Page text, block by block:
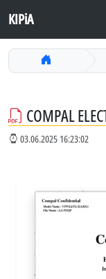
KIPiA
COMPAL
03.06.2025 16:23:02